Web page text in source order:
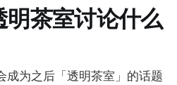
茶室讨论什么
成为之后「透明茶室」的话题